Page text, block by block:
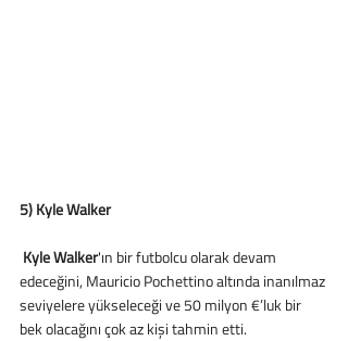
5) Kyle Walker
Kyle Walker'ın bir futbolcu olarak devam
edeceğini, Mauricio Pochettino altında inanılmaz
seviyelere yükseleceği ve 50 milyon €’luk bir
bek olacağını çok az kişi tahmin etti.